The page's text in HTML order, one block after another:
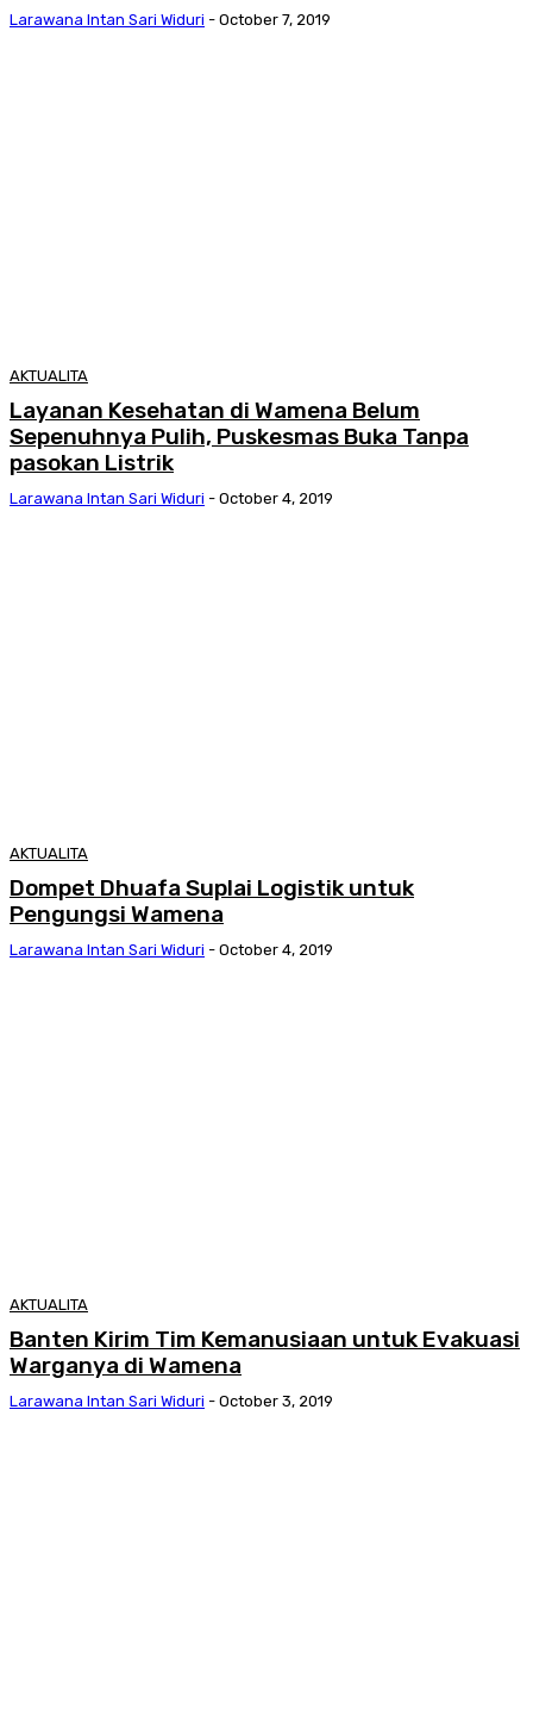
Larawana Intan Sari Widuri - October 7, 2019
AKTUALITA
Layanan Kesehatan di Wamena Belum
Sepenuhnya Pulih, Puskesmas Buka Tanpa
pasokan Listrik
Larawana Intan Sari Widuri - October 4, 2019
AKTUALITA
Dompet Dhuafa Suplai Logistik untuk
Pengungsi Wamena
Larawana Intan Sari Widuri - October 4, 2019
AKTUALITA
Banten Kirim Tim Kemanusiaan untuk Evakuasi
Warganya di Wamena
Larawana Intan Sari Widuri - October 3, 2019